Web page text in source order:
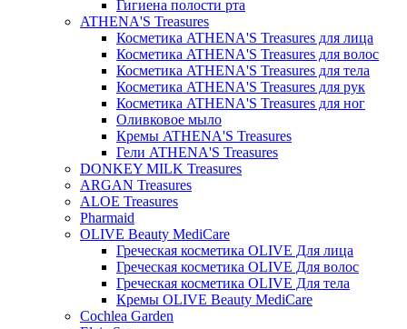
Гигиена полости рта
ATHENA'S Treasures
Косметика ATHENA'S Treasures для лица
Косметика ATHENA'S Treasures для волос
Косметика ATHENA'S Treasures для тела
Косметика ATHENA'S Treasures для рук
Косметика ATHENA'S Treasures для ног
Оливковое мыло
Кремы ATHENA'S Treasures
Гели ATHENA'S Treasures
DONKEY MILK Treasures
ARGAN Treasures
ALOE Treasures
Pharmaid
OLIVE Beauty MediCare
Греческая косметика OLIVE Для лица
Греческая косметика OLIVE Для волос
Греческая косметика OLIVE Для тела
Кремы OLIVE Beauty MediCare
Cochlea Garden